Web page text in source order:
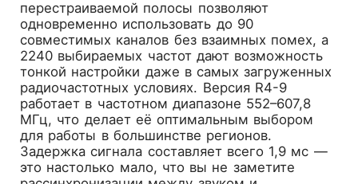
перестраиваемой полосы позволяют
одновременно использовать до 90
совместимых каналов без взаимных помех, а
2240 выбираемых частот дают возможность
тонкой настройки даже в самых загруженных
радиочастотных условиях. Версия R4-9
работает в частотном диапазоне 552–607,8
МГц, что делает её оптимальным выбором
для работы в большинстве регионов.
Задержка сигнала составляет всего 1,9 мс —
это настолько мало, что вы не заметите